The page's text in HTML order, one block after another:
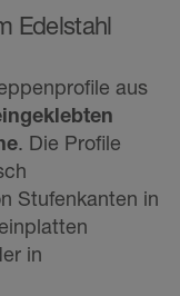
Edelstahl
aus
. Die Profile
Stufenkanten in
in